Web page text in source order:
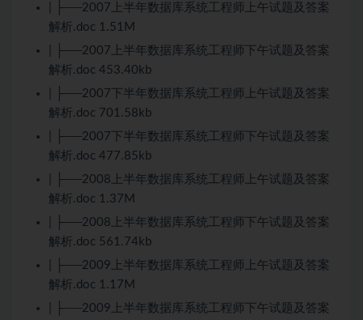
| ├──2007上半年数据库系统工程师上午试题及答案
解析.doc 1.51M
| ├──2007上半年数据库系统工程师下午试题及答案
解析.doc 453.40kb
| ├──2007下半年数据库系统工程师上午试题及答案
解析.doc 701.58kb
| ├──2007下半年数据库系统工程师下午试题及答案
解析.doc 477.85kb
| ├──2008上半年数据库系统工程师上午试题及答案
解析.doc 1.37M
| ├──2008上半年数据库系统工程师下午试题及答案
解析.doc 561.74kb
| ├──2009上半年数据库系统工程师上午试题及答案
解析.doc 1.17M
| ├──2009上半年数据库系统工程师下午试题及答案